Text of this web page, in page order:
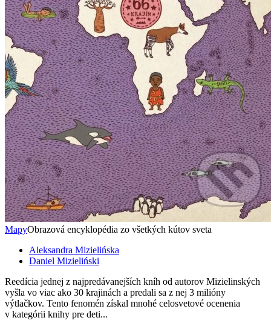
MapyObrazová encyklopédia zo všetkých kútov sveta
Aleksandra Mizielińska
Daniel Mizieliński
Reedícia jednej z najpredávanejších kníh od autorov Mizielinských
vyšla vo viac ako 30 krajinách a predali sa z nej 3 milióny
výtlačkov. Tento fenomén získal mnohé celosvetové ocenenia
v kategórii knihy pre deti...